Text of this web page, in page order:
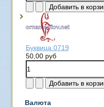
Буквица 0719
50,00 руб
Валюта